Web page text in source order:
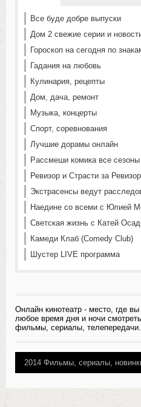
Все буде добре выпуски
Дом 2 свежие серии и
Гороскоп на сегодня по
Гадания на любовь
Кулинария, рецепты
Дом, дача, ремонт
Музыка, концерты
Спорт, соревнования
Лучшие дорамы онлайн
Рассмеши комика все сезоны
Ревизор и Страсти за
Экстрасенсы ведут
Наедине со всеми с Юлией
Светская жизнь с Катей
Камеди Клаб (Comedy Club)
Шустер LIVE программа
Онлайн кинотеатр - место, где
любое время дня и ночи
фильмы, сериалы, телепередачи.
2014 Фильмы, сериалы,